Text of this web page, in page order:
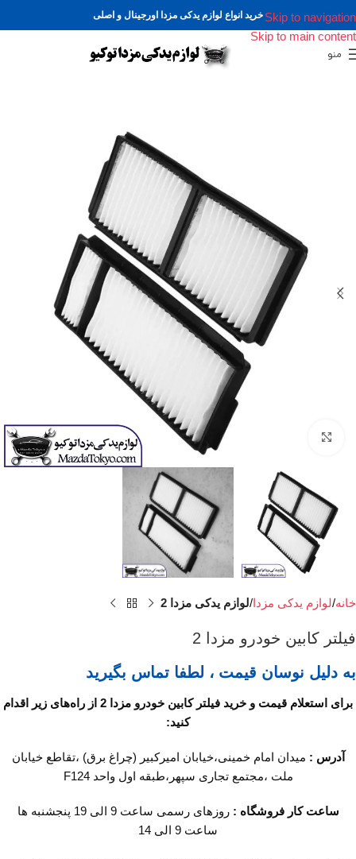
Skip to navigation
Skip to main content
خرید انواع لوازم یدکی مزدا اورجینال و اصلی
منو
برای بزرگنمایی کلیک کنید
خانه لوازم یدکی مزدا لوازم یدکی مزدا 2
فیلتر کابین خودرو مزدا 2
به دلیل نوسان قیمت ، لطفا تماس بگیرید
برای استعلام قیمت و خرید فیلتر کابین خودرو مزدا 2 از راه‌های زیر اقدام
کنید:
آدرس : میدان امام خمینی،خیابان امیرکبیر (چراغ برق) ،تقاطع خیابان
ملت ،مجتمع تجاری سپهر،طبقه اول واحد F124
ساعت کار فروشگاه :
روزهای رسمی ساعت 9 الی 19 پنجشنبه ها
ساعت 9 الی 14